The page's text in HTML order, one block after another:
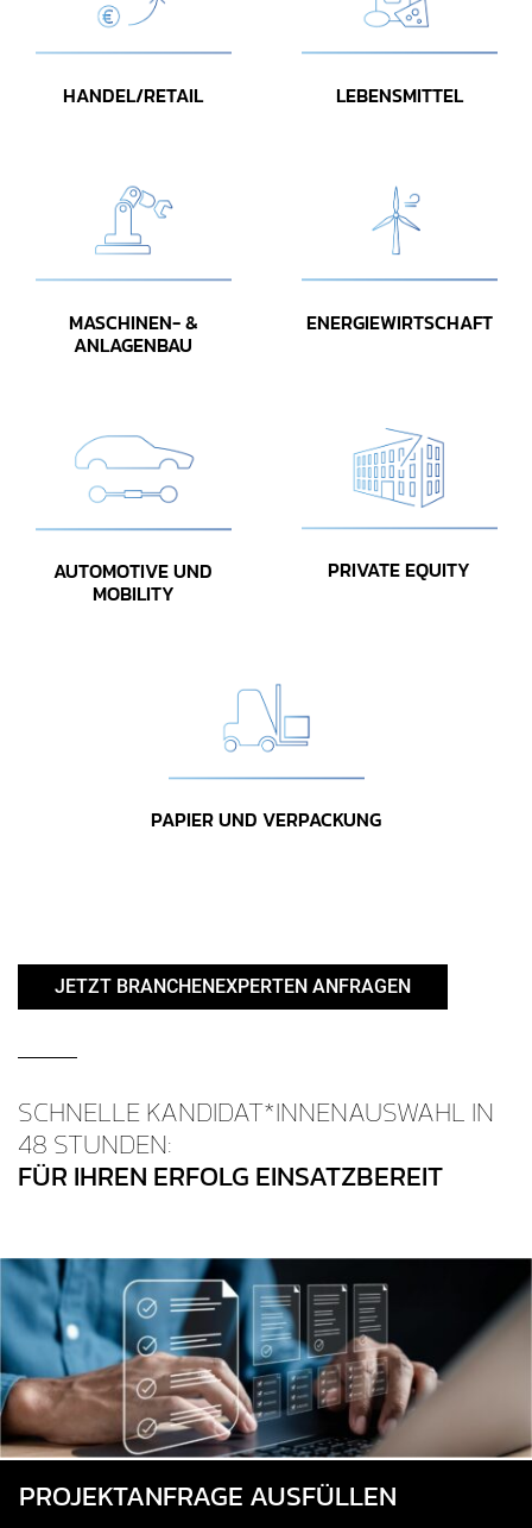
HANDEL/RETAIL LEBENSMITTEL
MASCHINEN- &
ANLAGENBAU
ENERGIEWIRTSCHAFT
AUTOMOTIVE UND
MOBILITY
PRIVATE EQUITY
PAPIER UND VERPACKUNG
JETZT BRANCHENEXPERTEN ANFRAGEN
SCHNELLE KANDIDAT*INNENAUSWAHL IN
48 STUNDEN:
FÜR IHREN ERFOLG EINSATZBEREIT
PROJEKT­ANFRAGE AUSFÜLLEN